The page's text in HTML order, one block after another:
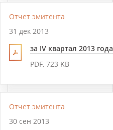
Отчет эмитента
31 дек 2013
за IV квартал 2013 года
PDF, 723 KB
Отчет эмитента
30 сен 2013